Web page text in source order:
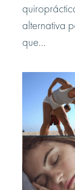
alternativa
que...